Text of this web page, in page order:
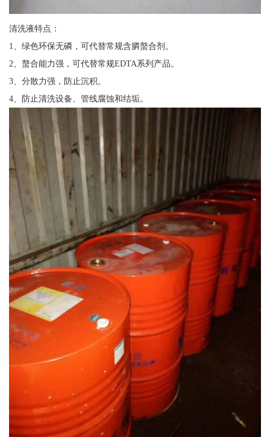
清洗液特点：
1、绿色环保无磷，可代替常规含膦螯合剂。
2、螯合能力强，可代替常规EDTA系列产品。
3、分散力强，防止沉积。
4、防止清洗设备、管线腐蚀和结垢。